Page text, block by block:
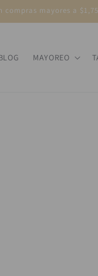
compras mayores a
MAYOREO